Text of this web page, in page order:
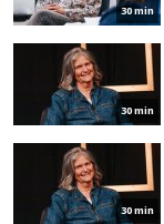
30 min
30 min
30 min